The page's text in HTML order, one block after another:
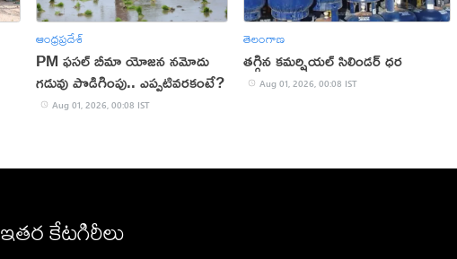
ఆంధ్రప్రదేశ్
PM ఫసల్ బీమా యోజన నమోదు
గడువు పొడిగింపు.. ఎప్పటివరకంటే?
Aug 01, 2026, 00:08 IST
తెలంగాణ
తగ్గిన కమర్షియల్ సిలిండర్ ధర
Aug 01, 2026, 00:08 IST
ఇతర కేటగిరీలు